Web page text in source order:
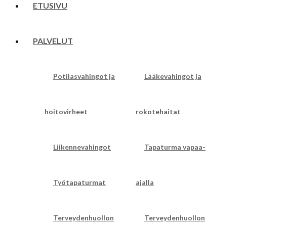
ETUSIVU
PALVELUT
Potilasvahingot ja
hoitovirheet
Lääkevahingot ja
rokotehaitat
Liikennevahingot Tapaturma vapaa-
ajalla
Työtapaturmat
Terveydenhuollon
Terveydenhuollon